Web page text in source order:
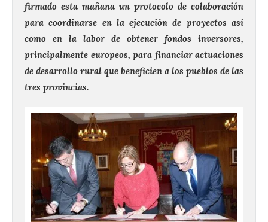
firmado esta mañana un protocolo de colaboración
para coordinarse en la ejecución de proyectos así
como en la labor de obtener fondos inversores,
principalmente europeos, para financiar actuaciones
de desarrollo rural que beneficien a los pueblos de las
tres provincias.